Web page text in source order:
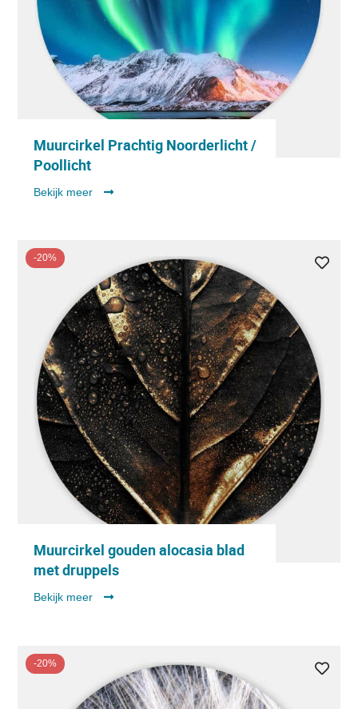
Muurcirkel Prachtig Noorderlicht /
Poollicht
Bekijk meer
-20%
Muurcirkel gouden alocasia blad
met druppels
Bekijk meer
-20%